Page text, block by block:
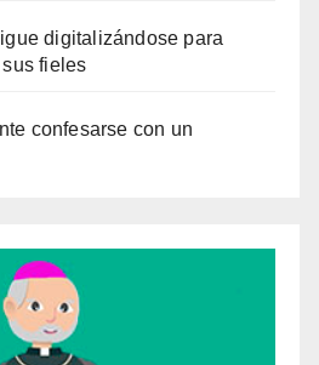
digitalizándose para
fieles
confesarse con un